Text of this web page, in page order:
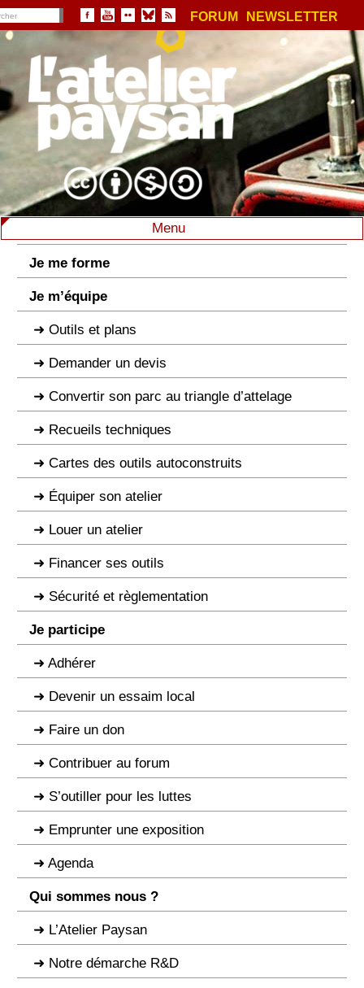
FORUM NEWSLETTER
Menu
Je me forme
Je m’équipe
Outils et plans
Demander un devis
Convertir son parc au triangle d’attelage
Recueils techniques
Cartes des outils autoconstruits
Équiper son atelier
Louer un atelier
Financer ses outils
Sécurité et règlementation
Je participe
Adhérer
Devenir un essaim local
Faire un don
Contribuer au forum
S’outiller pour les luttes
Emprunter une exposition
Agenda
Qui sommes nous ?
L’Atelier Paysan
Notre démarche R&D